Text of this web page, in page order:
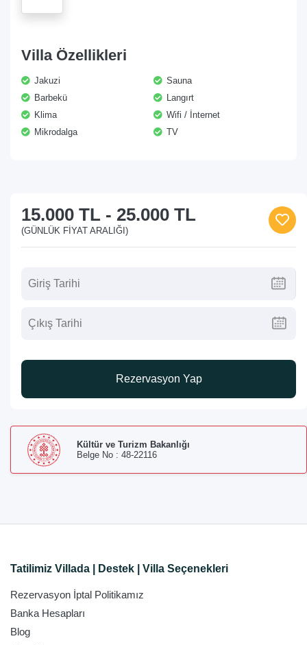
Villa Özellikleri
Jakuzi
Sauna
Barbekü
Langırt
Klima
Wifi / İnternet
Mikrodalga
TV
15.000 TL - 25.000 TL
(GÜNLÜK FIYAT ARALIĞI)
Rezervasyon Yap
Kültür ve Turizm Bakanlığı
Belge No : 48-22116
Tatilimiz Villada | Destek | Villa Seçenekleri
Rezervasyon İptal Politikamız
Banka Hesapları
Blog